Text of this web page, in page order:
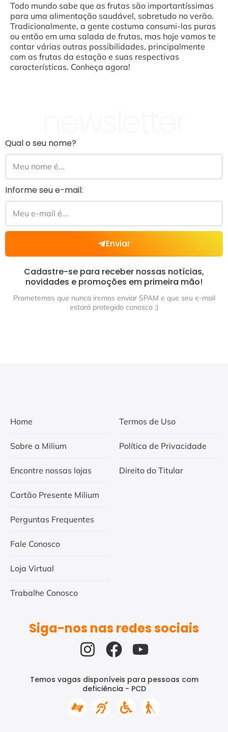
Todo mundo sabe que as frutas são importantíssimas
para uma alimentação saudável, sobretudo no verão.
Tradicionalmente, a gente costuma consumi-las puras
ou então em uma salada de frutas, mas hoje vamos te
contar várias outras possibilidades, principalmente
com as frutas da estação e suas respectivas
características. Conheça agora!
Qual o seu nome?
Informe seu e-mail:
Enviar
Cadastre-se para receber nossas notícias,
novidades e promoções em primeira mão!
Prometemos que nunca iremos enviar SPAM e que seu e-mail
estará protegido conosco ;)
Home
Sobre a Milium
Encontre nossas lojas
Cartão Presente Milium
Perguntas Frequentes
Fale Conosco
Loja Virtual
Trabalhe Conosco
Termos de Uso
Política de Privacidade
Direito do Titular
Siga-nos nas redes sociais
Temos vagas disponíveis para pessoas com
deficiência - PCD